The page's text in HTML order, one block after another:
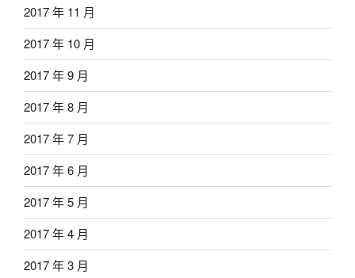
2017 年 11 月
2017 年 10 月
2017 年 9 月
2017 年 8 月
2017 年 7 月
2017 年 6 月
2017 年 5 月
2017 年 4 月
2017 年 3 月